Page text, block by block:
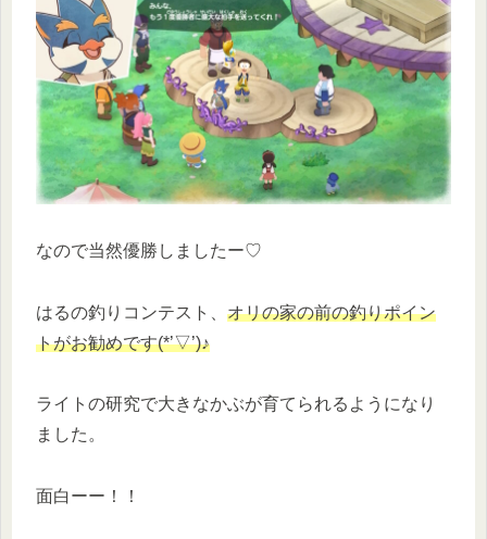
なので当然優勝しましたー♡
はるの釣りコンテスト、 オリの家の前の釣りポイン
トがお勧めです(*’▽’)♪
ライトの研究で大きなかぶが育てられるようになり
ました。
面白ーー！！